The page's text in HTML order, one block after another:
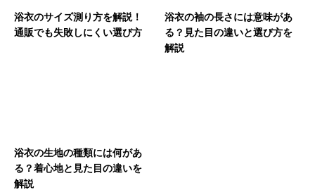
浴衣のサイズ測り方を解説！
通販でも失敗しにくい選び方
浴衣の袖の長さには意味があ
る？見た目の違いと選び方を
解説
浴衣の生地の種類には何があ
る？着心地と見た目の違いを
解説